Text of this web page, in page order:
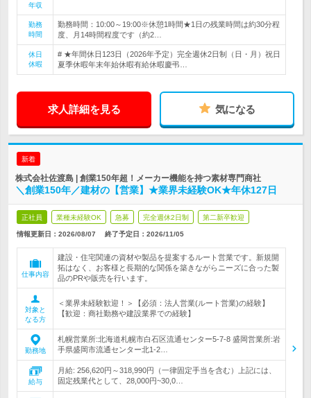
年収
勤務
時間
勤務時間：10:00～19:00※休憩1時間★1日の残業時間は約30分程
度、月14時間程度です（約2…
休日
休暇
# ★年間休日123日（2026年予定）完全週休2日制（日・月）祝日
夏季休暇年末年始休暇有給休暇慶弔…
求人詳細を見る 気になる
新着
株式会社佐渡島 | 創業150年超！メーカー機能を持つ素材専門商社
＼創業150年／建材の【営業】★業界未経験OK★年休127日
正社員 業種未経験OK 急募 完全週休2日制 第二新卒歓迎
情報更新日：2026/08/07 終了予定日： 2026/11/05
仕事内容
建設・住宅関連の資材や製品を提案するルート営業です。新規開
拓はなく、お客様と長期的な関係を築きながらニーズに合った製
品のPRや販売を行います。
対象と
なる方
＜業界未経験歓迎！＞【必須：法人営業(ルート営業)の経験】
【歓迎：商社勤務や建設業界での経験】
勤務地
札幌営業所:北海道札幌市白石区流通センター5-7-8 盛岡営業所:岩
手県盛岡市流通センター北1-2…
給与
月給: 256,620円～318,990円（一律固定手当を含む）上記には、
固定残業代として、28,000円~30,0…